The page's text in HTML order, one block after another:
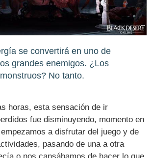
se convertirá en uno de
grandes enemigos. ¿Los
monstruos? No tanto.
horas, esta sensación de ir
fue disminuyendo, momento en
a disfrutar del juego y de
pasando de una a otra